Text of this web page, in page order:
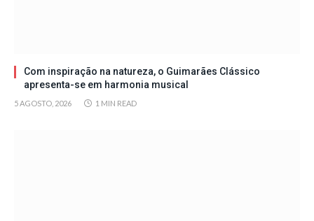
Com inspiração na natureza, o Guimarães Clássico
apresenta-se em harmonia musical
5 AGOSTO, 2026 1 MIN READ